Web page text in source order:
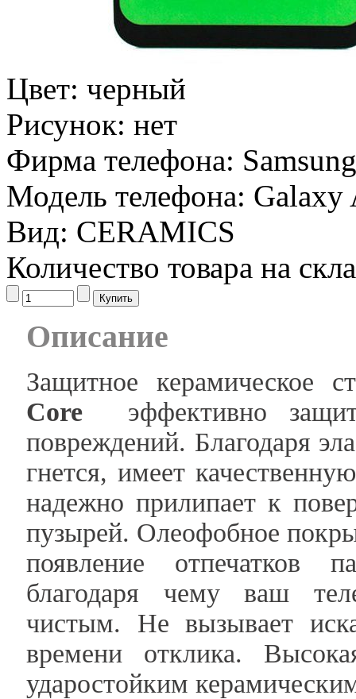
Цвет: черный
Рисунок: нет
Фирма телефона: Samsung
Модель телефона: Galaxy
Вид: CERAMICS
Количество товара на
Описание
Защитное керамическое
Core эффективно
повреждений. Благодаря
гнется, имеет
надежно прилипает к
пузырей. Олеофобное
появление отпечатков
благодаря чему ваш
чистым. Не вызывает
времени отклика.
ударостойким